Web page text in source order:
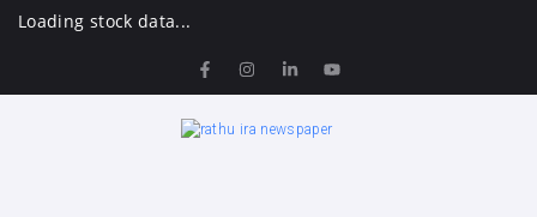
Loading stock data...